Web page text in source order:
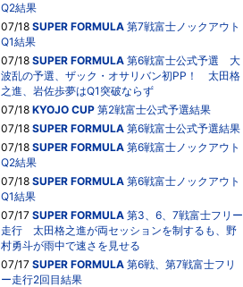
Q2結果
07/18 SUPER FORMULA 第7戦富士ノックアウト
Q1結果
07/18 SUPER FORMULA 第6戦富士公式予選 大
波乱の予選、ザック・オサリバン初PP！ 太田格
之進、岩佐歩夢はQ1突破ならず
07/18 KYOJO CUP 第2戦富士公式予選結果
07/18 SUPER FORMULA 第6戦富士公式予選結果
07/18 SUPER FORMULA 第6戦富士ノックアウト
Q2結果
07/18 SUPER FORMULA 第6戦富士ノックアウト
Q1結果
07/17 SUPER FORMULA 第3、6、7戦富士フリー
走行 太田格之進が両セッションを制するも、野
村勇斗が雨中で速さを見せる
07/17 SUPER FORMULA 第6戦、第7戦富士フリ
ー走行2回目結果